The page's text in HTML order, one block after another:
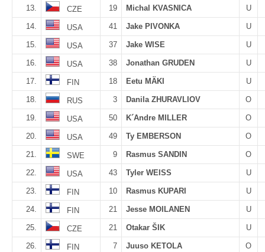
13. CZE 19 Michal KVASNICA U
14. USA 41 Jake PIVONKA U
15. USA 37 Jake WISE U
16. USA 38 Jonathan GRUDEN U
17. FIN 18 Eetu MÄKI U
18. RUS 3 Danila ZHURAVLIOV O
19. USA 50 K´Andre MILLER O
20. USA 49 Ty EMBERSON O
21. SWE 9 Rasmus SANDIN O
22. USA 43 Tyler WEISS U
23. FIN 10 Rasmus KUPARI U
24. FIN 21 Jesse MOILANEN U
25. CZE 21 Otakar ŠIK U
26. FIN 7 Juuso KETOLA O